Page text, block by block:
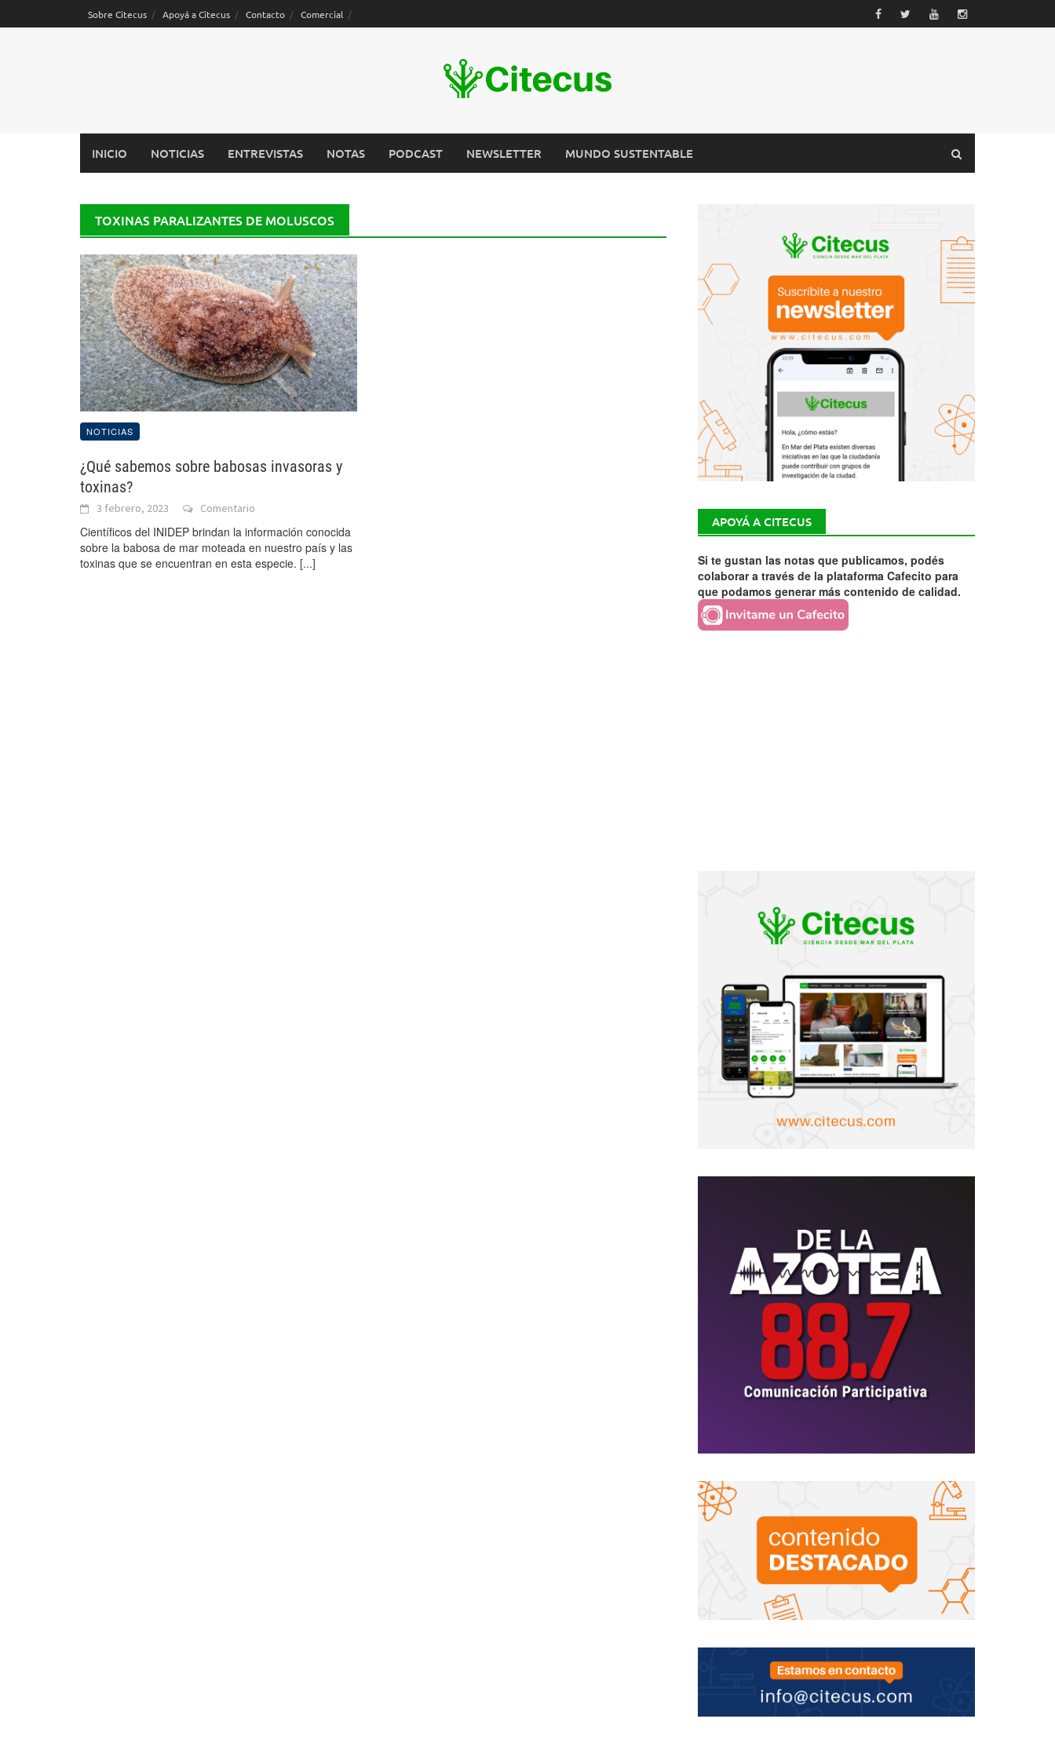
Sobre Citecus Apoyá a Citecus Contacto Comercial
INICIO NOTICIAS ENTREVISTAS NOTAS PODCAST NEWSLETTER MUNDO SUSTENTABLE
TOXINAS PARALIZANTES DE MOLUSCOS
NOTICIAS
¿Qué sabemos sobre babosas invasoras y
toxinas?
3 febrero, 2023 Comentario
Científicos del INIDEP brindan la información conocida
sobre la babosa de mar moteada en nuestro país y las
toxinas que se encuentran en esta especie. [...]
APOYÁ A CITECUS
Si te gustan las notas que publicamos, podés
colaborar a través de la plataforma Cafecito para
que podamos generar más contenido de calidad.